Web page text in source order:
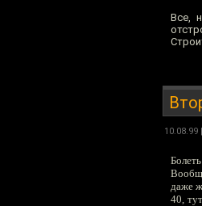
Все,
10.08.99 |
даже
40,